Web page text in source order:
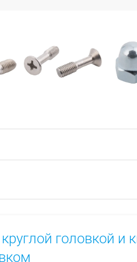
головкой и